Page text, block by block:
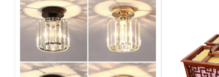
quán bar, thời trang, bàn làm việc ..
LƯU Ý KHI SỬ DỤNG
Ngắt điện trước khi lắp đặt hoặc thay thế để đảm bảo an
Bộ đổi nguồn của đèn này
do đó đèn không điều chỉnh được độ sáng thông qua